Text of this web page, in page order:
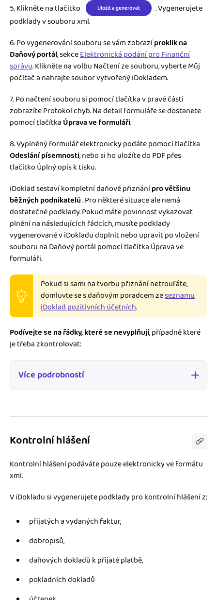
5. Klikněte na tlačítko Uložit a generovat
. Vygenerujete
podklady v souboru xml.
6. Po vygenerování souboru se vám zobrazíproklik na
Daňový portál, sekceElektronická podání pro Finanční
správu. Klikněte na volbu Načtení ze souboru, vyberte Můj
počítač a nahrajte soubor vytvořený iDokladem.
7. Po načtení souboru si pomocí tlačítka v pravé části
zobrazíte Protokol chyb. Na detail formuláře se dostanete
pomocí tlačítka Úprava ve formuláři.
8. Vyplněný formulář elektronicky podáte pomocí tlačítka
Odeslání písemnosti, nebo si ho uložíte do PDF přes
tlačítko Úplný opis k tisku.
iDoklad sestaví kompletní daňové přiznánípro většinu
běžných podnikatelů. Pro některé situace ale nemá
dostatečné podklady. Pokud máte povinnost vykazovat
plnění na následujících řádcích, musíte podklady
vygenerované v iDokladu doplnit nebo upravit po vložení
souboru na Daňový portál pomocí tlačítka Úprava ve
formuláři.
Pokud si sami na tvorbu přiznání netroufáte,
domluvte se s daňovým poradcem zeseznamu
iDoklad pozitivních účetních.
Podívejte se na řádky, které se nevyplňují, případně které
je třeba zkontrolovat:
Více podrobností
Kontrolní hlášení
Kontrolní hlášení podáváte pouze elektronicky ve formátu
xml.
V iDokladu si vygenerujete podklady pro kontrolní hlášení z:
přijatých a vydaných faktur,
dobropisů,
daňových dokladů k přijaté platbě,
pokladních dokladů